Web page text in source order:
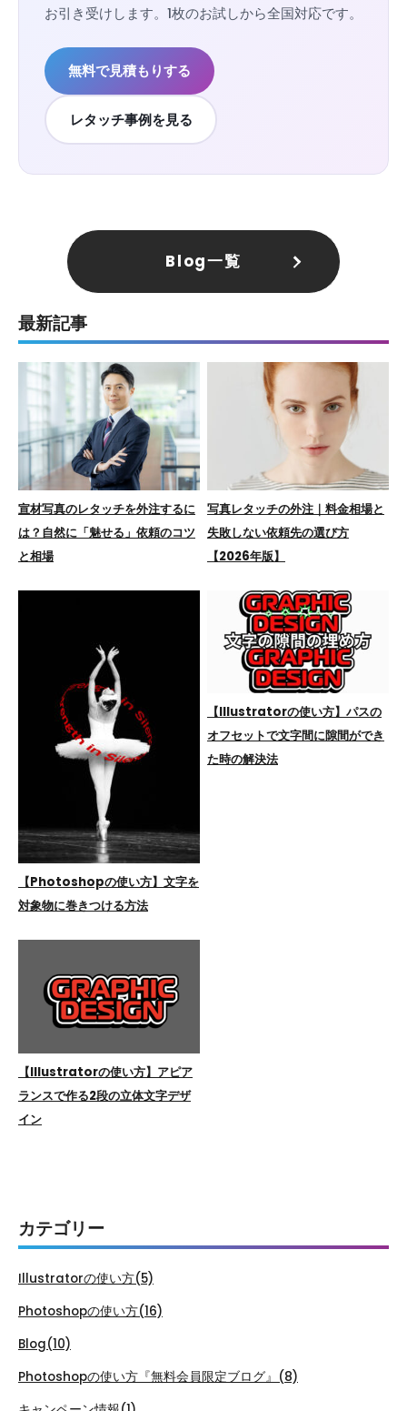
お引き受けします。1枚のお試しから全国対応です。
無料で見積もりする
レタッチ事例を見る
Blog一覧
最新記事
宣材写真のレタッチを外注するに
は？自然に「魅せる」依頼のコツ
と相場
写真レタッチの外注｜料金相場と
失敗しない依頼先の選び方
【2026年版】
【Photoshopの使い方】文字を
対象物に巻きつける方法
【Illustratorの使い方】パスの
オフセットで文字間に隙間ができ
た時の解決法
【Illustratorの使い方】アピア
ランスで作る2段の立体文字デザ
イン
カテゴリー
Illustratorの使い方(5)
Photoshopの使い方(16)
Blog(10)
Photoshopの使い方『無料会員限定ブログ』(8)